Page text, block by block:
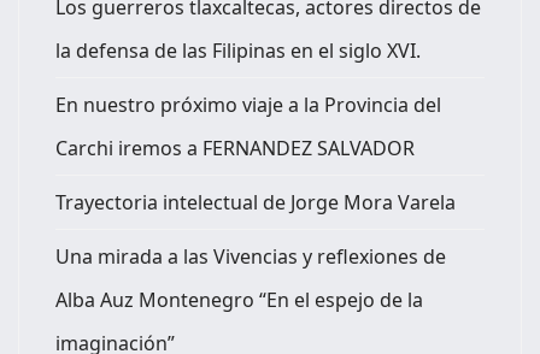
Los guerreros tlaxcaltecas, actores directos de
la defensa de las Filipinas en el siglo XVI.
En nuestro próximo viaje a la Provincia del
Carchi iremos a FERNANDEZ SALVADOR
Trayectoria intelectual de Jorge Mora Varela
Una mirada a las Vivencias y reflexiones de
Alba Auz Montenegro “En el espejo de la
imaginación”